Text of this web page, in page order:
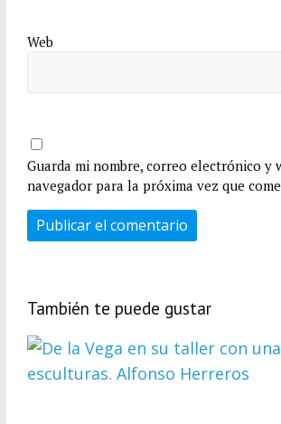
Web
Guarda mi nombre, correo electrónico y
navegador para la próxima vez que
También te puede gustar